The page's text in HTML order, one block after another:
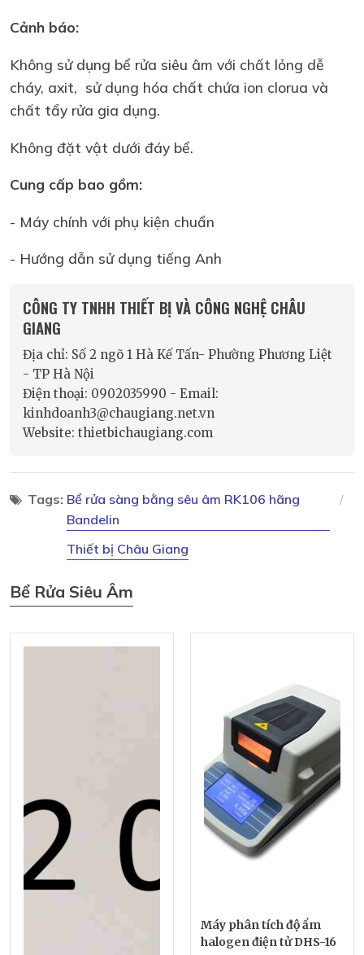
Cảnh báo:
Không sử dụng bể rửa siêu âm với chất lỏng dễ
cháy, axit, sử dụng hóa chất chứa ion clorua và
chất tẩy rửa gia dụng.
Không đặt vật dưới đáy bể.
Cung cấp bao gồm:
- Máy chính với phụ kiện chuẩn
- Hướng dẫn sử dụng tiếng Anh
CÔNG TY TNHH THIẾT BỊ VÀ CÔNG NGHỆ CHÂU
GIANG
Địa chỉ: Số 2 ngõ 1 Hà Kế Tấn- Phường Phương Liệt
- TP Hà Nội
Điện thoại: 0902035990 - Email:
kinhdoanh3@chaugiang.net.vn
Website: thietbichaugiang.com
Tags: Bể rửa sàng bằng sêu âm RK106 hãng
Bandelin
Thiết bị Châu Giang
Bể Rửa Siêu Âm
Máy phân tích độ ẩm
halogen điện tử DHS-16